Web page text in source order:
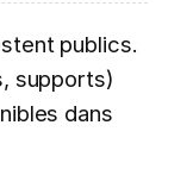
publics.
supports)
dans